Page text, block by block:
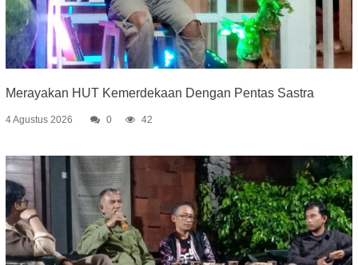
Merayakan HUT Kemerdekaan Dengan Pentas Sastra
4 Agustus 2026 0 42